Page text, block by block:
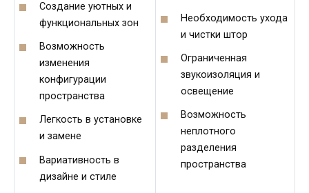
Создание уютных и
функциональных зон
Возможность
изменения
конфигурации
пространства
Легкость в установке
и замене
Вариативность в
дизайне и стиле
Необходимость ухода
и чистки штор
Ограниченная
звукоизоляция и
освещение
Возможность
неплотного
разделения
пространства